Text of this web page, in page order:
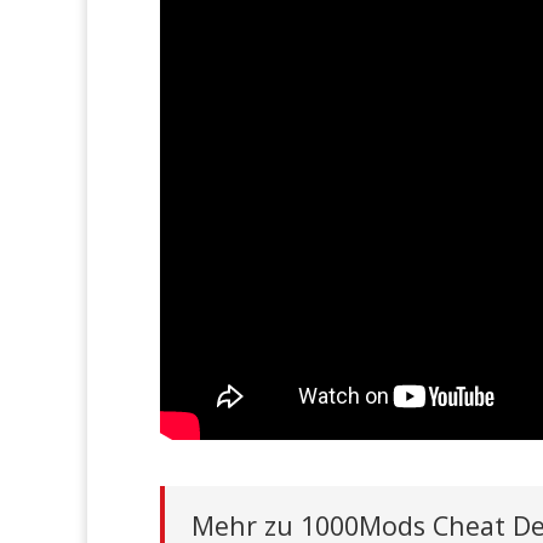
Mehr zu 1000Mods Cheat